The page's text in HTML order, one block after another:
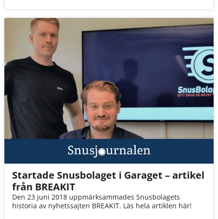
Startade Snusbolaget i Garaget – artikel
från BREAKIT
Den 23 juni 2018 uppmärksammades Snusbolagets
historia av nyhetssajten BREAKIT. Läs hela artiklen här!